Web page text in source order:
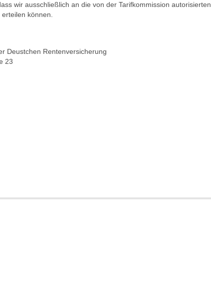
wir ausschließlich an die von der Tarifkommission autorisierten
erteilen können.
Deustchen Rentenversicherung
23